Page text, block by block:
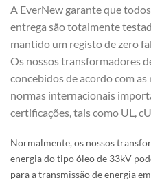
A EverNew garante que
entrega são totalmente
mantido um registo de zero
Os nossos transformadores
concebidos de acordo com
normas internacionais
certificações, tais como UL,
Normalmente, os nossos
energia do tipo óleo de 33kV
para a transmissão de energia